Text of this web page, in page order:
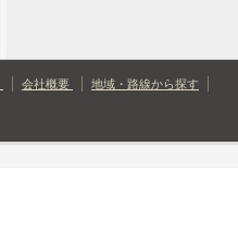
会社概要 地域・路線から探す